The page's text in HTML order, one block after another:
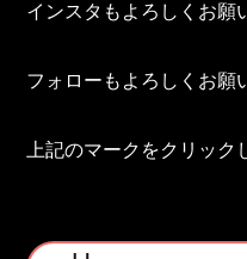
インスタもよろしくお願
フォローもよろしくお願
上記のマークをクリック